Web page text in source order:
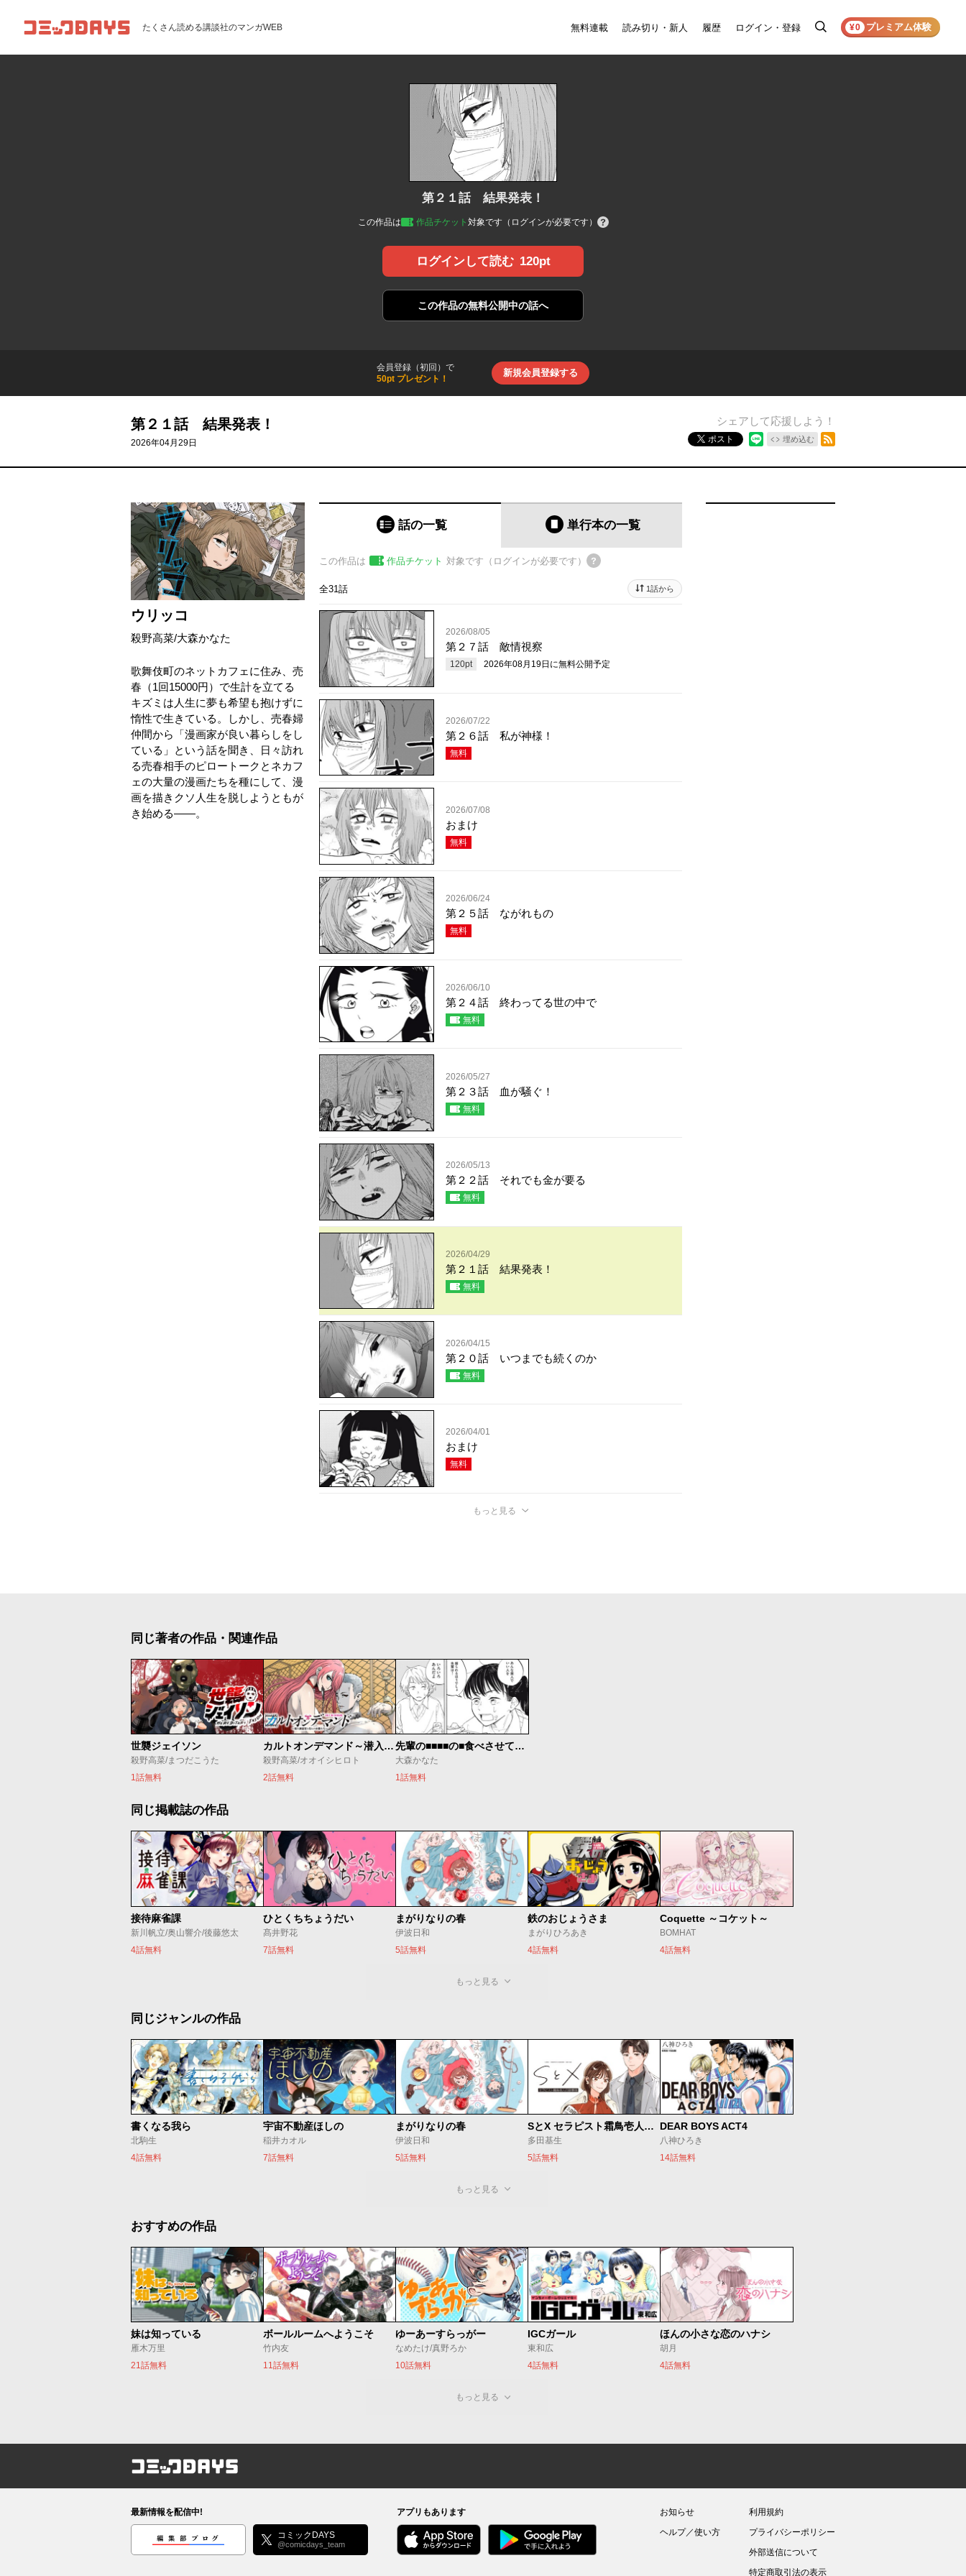
コミックDAYS たくさん読める講談社のマンガWEB 無料連載 読み切り・新人 履歴 ログイン・登録
検
¥0 プレミアム体験
第２１話 結果発表！
この作品は 作品チケット 対象です（ログインが必要です）
ログインして読む 120pt
この作品の無料公開中の話へ
会員登録（初回）で
50pt プレゼント！
新規会員登録する
第２１話 結果発表！
2026年04月29日
シェアして応援しよう！
ポスト 埋め込む
ウリッコ
殺野高菜/大森かなた
歌舞伎町のネットカフェに住み、売
春（1回15000円）で生計を立てる
キズミは人生に夢も希望も抱けずに
惰性で生きている。しかし、売春婦
仲間から「漫画家が良い暮らしをし
ている」という話を聞き、日々訪れ
る売春相手のピロートークとネカフ
ェの大量の漫画たちを種にして、漫
画を描きクソ人生を脱しようともが
き始める——。
話の一覧 単行本の一覧
この作品は 作品チケット 対象です（ログインが必要です）
全31話 1話から
2026/08/05
第２７話 敵情視察
120pt 2026年08月19日 に無料公開予定
2026/07/22
第２６話 私が神様！
無料
2026/07/08
おまけ
無料
2026/06/24
第２５話 ながれもの
無料
2026/06/10
第２４話 終わってる世の中で
無料
2026/05/27
第２３話 血が騒ぐ！
無料
2026/05/13
第２２話 それでも金が要る
無料
2026/04/29
第２１話 結果発表！
無料
2026/04/15
第２０話 いつまでも続くのか
無料
2026/04/01
おまけ
無料
もっと見る
同じ著者の作品・関連作品
世襲ジェイソン
殺野高菜/まつだこうた
1話無料
カルトオンデマンド～潜入捜査官と8人の女優たち～
殺野高菜/オオイシヒロト
2話無料
先輩の■■■■の■食べさせてください
大森かなた
1話無料
同じ掲載誌の作品
接待麻雀課
新川帆立/奥山響介/後藤悠太
4話無料
ひとくちちょうだい
髙井野花
7話無料
まがりなりの春
伊波日和
5話無料
鉄のおじょうさま
まがりひろあき
4話無料
Coquette ～コケット～
BOMHAT
4話無料
もっと見る
同じジャンルの作品
書くなる我ら
北駒生
4話無料
宇宙不動産ほしの
稲井カオル
7話無料
まがりなりの春
伊波日和
5話無料
SとX セラピスト霜鳥壱人の診察室
多田基生
5話無料
DEAR BOYS ACT4
八神ひろき
14話無料
もっと見る
おすすめの作品
妹は知っている
雁木万里
21話無料
ボールルームへようこそ
竹内友
11話無料
ゆーあーすらっがー
なめたけ/真野ろか
10話無料
IGCガール
東和広
4話無料
ほんの小さな恋のハナシ
胡月
4話無料
もっと見る
コミックDAYS
最新情報を配信中!
編集部ブログ コミックDAYS
@comicdays_team
アプリもあります
お知らせ
ヘルプ／使い方
利用規約
プライバシーポリシー
外部送信について
特定商取引法の表示